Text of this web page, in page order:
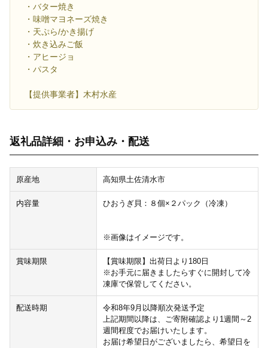
・バター焼き
・味噌マヨネーズ焼き
・天ぷら/かき揚げ
・炊き込みご飯
・アヒージョ
・パスタ
【提供事業者】木村水産
返礼品詳細・お申込み・配送
原産地 高知県土佐清水市
内容量 ひおうぎ貝：８個×２パック（冷凍）
※画像はイメージです。
賞味期限
【賞味期限】出荷日より180日
※お手元に届きましたらすぐに開封して冷
凍庫で保管してください。
配送時期
令和8年9月以降順次発送予定
上記期間以降は、ご寄附確認より1週間～2
週間程度でお届けいたします。
お届け希望日がございましたら、希望日を